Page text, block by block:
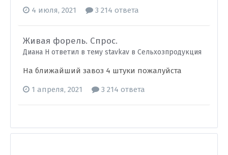
4 июля, 2021 3 214 ответа
Живая форель. Спрос.
Диана Н ответил в тему stavkav в Сельхозпродукция
На ближайший завоз 4 штуки пожалуйста
1 апреля, 2021 3 214 ответа